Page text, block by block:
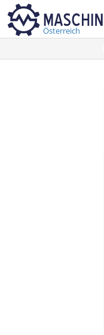
Österreich